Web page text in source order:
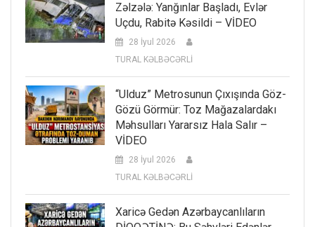
Zəlzələ: Yanğınlar Başladı, Evlər
Uçdu, Rabitə Kəsildi – VİDEO
28 İyul 2026
TURAL KƏLBƏCƏRLİ
“Ulduz” Metrosunun Çıxışında Göz-
Gözü Görmür: Toz Mağazalardakı
Məhsulları Yararsız Hala Salır –
VİDEO
28 İyul 2026
TURAL KƏLBƏCƏRLİ
Xaricə Gedən Azərbaycanlıların